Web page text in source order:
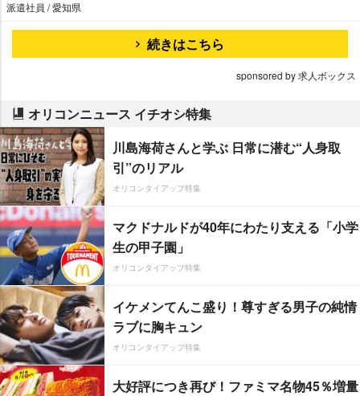
派遣社員 / 愛知県
続きはこちら
sponsored by 求人ボックス
オリコンニュース イチオシ特集
川島海荷さんと学ぶ 日常に潜む“人身取
引”のリアル
オリコンタイアップ特集
マクドナルドが40年にわたり支える「小学
生の甲子園」
オリコンタイアップ特集
イケメンてんこ盛り！尊すぎる男子の純情
ラブに胸キュン
オリコンタイアップ特集
大好評につき再び！ファミマ名物45％増量